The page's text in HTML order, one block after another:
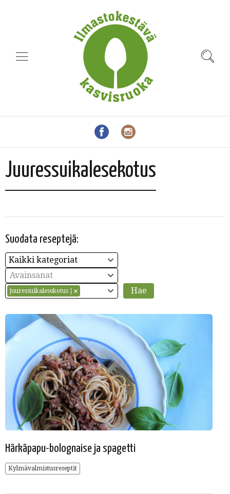
Juuressuikalesekotus
Suodata reseptejä:
Kaikki kategoriat
Avainsanat
juuressuikalesekotus
Härkäpapu-bolognaise ja spagetti
Kylmävalmistusreseptit